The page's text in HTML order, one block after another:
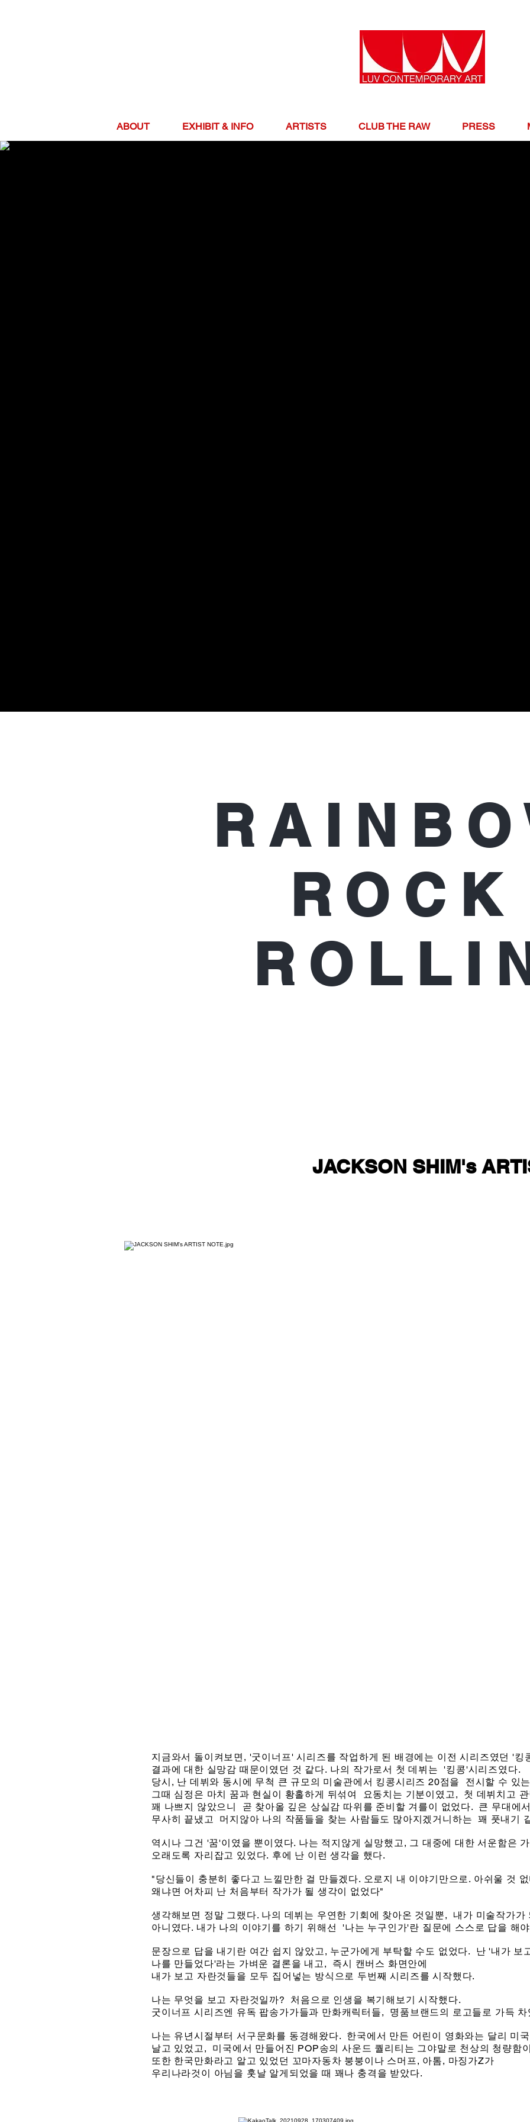
ABOUT EXHIBIT & INFO ARTISTS CLUB THE RAW PRESS
ROCK
JACKSON SHIM's
지금와서 돌이켜보면, '굿이너프' 시리즈를 작업하게 된 배경에는 이전 시리즈였던 '킹
결과에 대한 실망감 때문이였던 것 같다. 나의 작가로서 첫 데뷔는 '킹콩'시리즈였다.
당시, 난 데뷔와 동시에 무척 큰 규모의 미술관에서 킹콩시리즈 20점을 전시할 수 있
그때 심정은 마치 꿈과 현실이 황홀하게 뒤섞여 요동치는 기분이였고, 첫 데뷔치고
꽤 나쁘지 않았으니 곧 찾아올 깊은 상실감 따위를 준비할 겨를이 없었다. 큰 무대에
무사히 끝냈고 머지않아 나의 작품들을 찾는 사람들도 많아지겠거니하는 꽤 풋내기
역시나 그건 '꿈'이였을 뿐이였다. 나는 적지않게 실망했고, 그 대중에 대한 서운함은
오래도록 자리잡고 있었다. 후에 난 이런 생각을 했다.
"당신들이 충분히 좋다고 느낄만한 걸 만들겠다. 오로지 내 이야기만으로. 아쉬울 것
왜냐면 어차피 난 처음부터 작가가 될 생각이 없었다"
생각해보면 정말 그랬다. 나의 데뷔는 우연한 기회에 찾아온 것일뿐, 내가 미술작가가
아니였다. 내가 나의 이야기를 하기 위해선 '나는 누구인가'란 질문에 스스로 답을 해
문장으로 답을 내기란 여간 쉽지 않았고, 누군가에게 부탁할 수도 없었다. 난 '내가 보
나를 만들었다'라는 가벼운 결론을 내고, 즉시 캔버스 화면안에
내가 보고 자란것들을 모두 집어넣는 방식으로 두번째 시리즈를 시작했다.
나는 무엇을 보고 자란것일까? 처음으로 인생을 복기해보기 시작했다.
굿이너프 시리즈엔 유독 팝송가가들과 만화캐릭터들, 명품브랜드의 로고들로 가득 차
나는 유년시절부터 서구문화를 동경해왔다. 한국에서 만든 어린이 영화와는 달리 미
날고 있었고, 미국에서 만들어진 POP송의 사운드 퀄리티는 그야말로 천상의 청량함
또한 한국만화라고 알고 있었던 꼬마자동차 붕붕이나 스머프, 아톰, 마징가Z가
우리나라것이 아님을 훗날 알게되었을 때 꽤나 충격을 받았다.